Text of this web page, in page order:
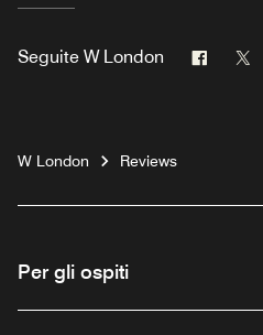
Seguite W London
W London Reviews
Per gli ospiti